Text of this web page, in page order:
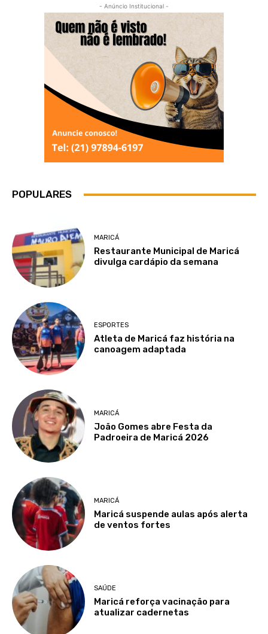
- Anúncio Institucional -
POPULARES
MARICÁ
Restaurante Municipal de Maricá
divulga cardápio da semana
ESPORTES
Atleta de Maricá faz história na
canoagem adaptada
MARICÁ
João Gomes abre Festa da
Padroeira de Maricá 2026
MARICÁ
Maricá suspende aulas após alerta
de ventos fortes
SAÚDE
Maricá reforça vacinação para
atualizar cadernetas